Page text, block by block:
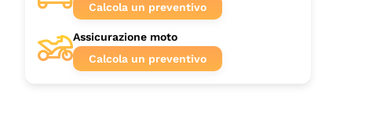
Calcola un preventivo
Assicurazione moto
Calcola un preventivo